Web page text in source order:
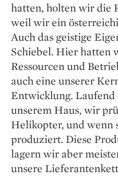
hatten, holten wir die
weil wir ein
Auch das geistige
Schiebel. Hier hatten
Ressourcen und
auch eine unserer
Entwicklung. Laufend
unserem Haus, wir
Helikopter, und wenn
produziert. Diese
lagern wir aber
unsere